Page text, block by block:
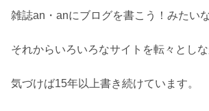
雑誌an・anにブログを書こう！みたい
それからいろいろなサイトを転々とし
気づけば15年以上書き続けています。